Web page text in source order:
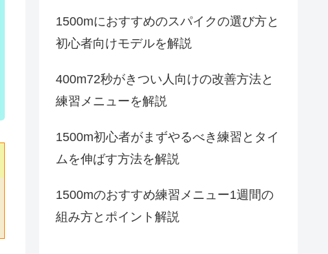
1500mにおすすめのスパイクの選び方と
初心者向けモデルを解説
400m72秒がきつい人向けの改善方法と
練習メニューを解説
1500m初心者がまずやるべき練習とタイ
ムを伸ばす方法を解説
1500mのおすすめ練習メニュー1週間の
組み方とポイント解説